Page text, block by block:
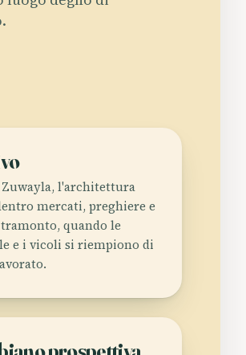
Zuwayla, l'architettura
mercati, preghiere e
quando le
e i vicoli si riempiono di